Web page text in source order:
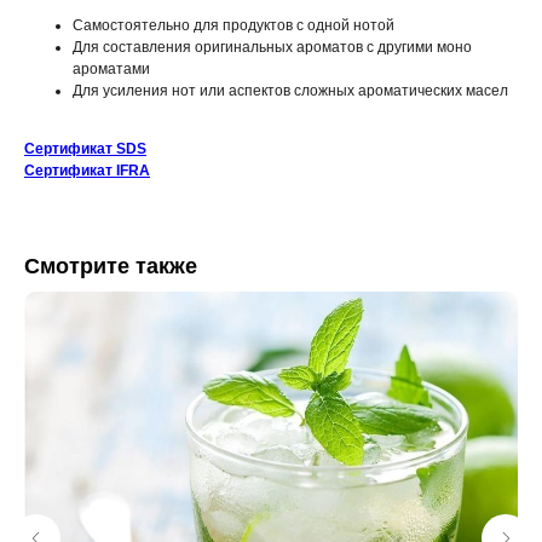
Самостоятельно для продуктов с одной нотой
Для составления оригинальных ароматов с другими моно
ароматами
Для усиления нот или аспектов сложных ароматических масел
Сертификат SDS
Сертификат IFRA
Смотрите также
ИНФОРМАЦИЯ
О нас
Контакты
Блог / База знаний